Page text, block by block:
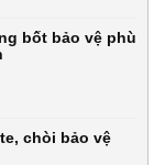
bốt bảo vệ phù
chòi bảo vệ